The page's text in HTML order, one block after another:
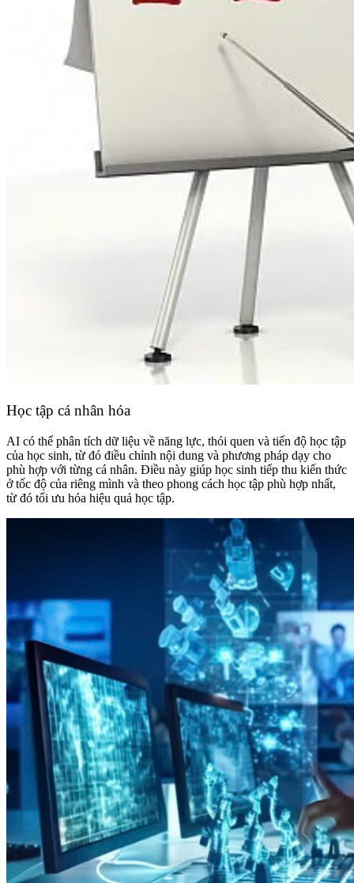
Học tập cá nhân hóa
AI có thể phân tích dữ liệu về năng lực, thói quen và tiến độ học tập
của học sinh, từ đó điều chỉnh nội dung và phương pháp dạy cho
phù hợp với từng cá nhân. Điều này giúp học sinh tiếp thu kiến thức
ở tốc độ của riêng mình và theo phong cách học tập phù hợp nhất,
từ đó tối ưu hóa hiệu quả học tập.